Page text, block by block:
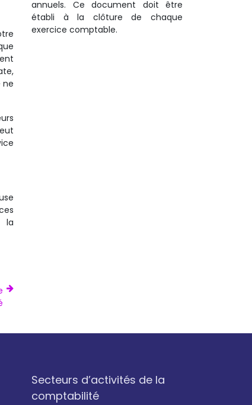
ne
la
annuels. Ce document doit être
établi à la clôture de chaque
exercice comptable.
Secteurs d’activités de la
comptabilité